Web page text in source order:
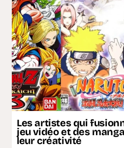
Les artistes qui
jeu vidéo et des
leur créativité